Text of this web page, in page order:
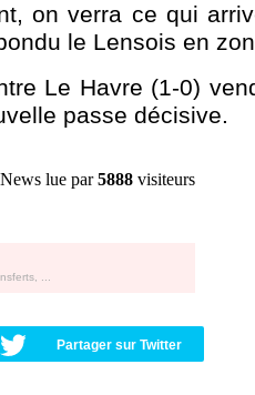
on verra ce qui
le Lensois en
Le Havre (1-0)
passe décisive.
News lue par5888 visiteurs
...
Partager sur Twitter